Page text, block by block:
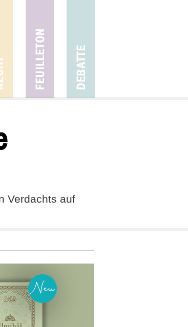
Verdachts auf